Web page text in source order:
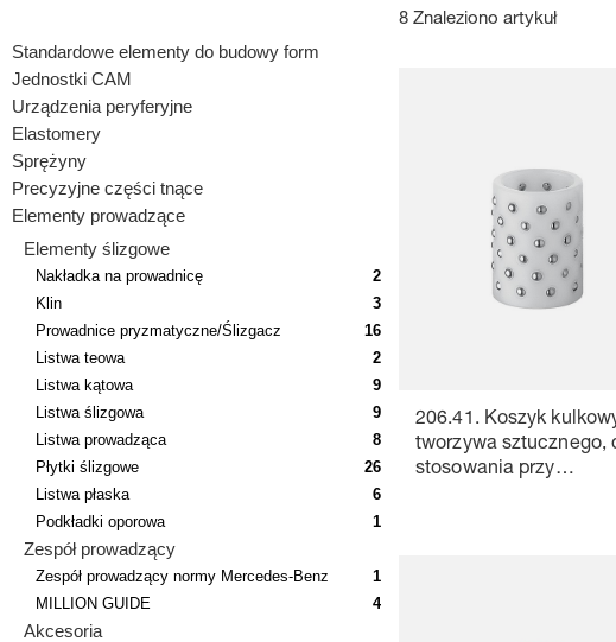
Standardowe elementy do budowy form
Jednostki CAM
Urządzenia peryferyjne
Elastomery
Sprężyny
Precyzyjne części tnące
Elementy prowadzące
Elementy ślizgowe
Nakładka na prowadnicę
2
Klin
3
Prowadnice pryzmatyczne/Ślizgacz
16
Listwa teowa
2
Listwa kątowa
9
Listwa ślizgowa
9
Listwa prowadząca
8
Płytki ślizgowe
26
Listwa płaska
6
Podkładki oporowa
1
Zespół prowadzący
Zespół prowadzący normy Mercedes-Benz
1
MILLION GUIDE
4
Akcesoria
8 Znaleziono artykuł
206.41. Koszyk
tworzywa sztucznego,
stosowania przy